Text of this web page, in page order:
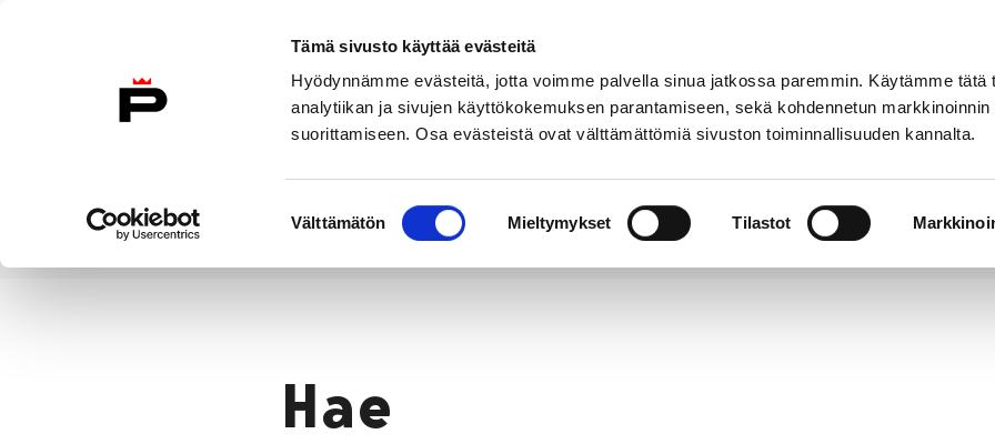
Tämä sivusto käyttää evästeitä
Hyödynnämme evästeitä, jotta voimme palvella sinua jatkossa paremmin. Käytämme tätä
analytiikan ja sivujen käyttökokemuksen parantamiseen, sekä kohdennetun markkinoinnin
suorittamiseen. Osa evästeistä ovat välttämättömiä sivuston toiminnallisuuden kannalta.
valinta
Välttämätön Mieltymykset Tilastot
Etusivulle
Etusivu
Hae